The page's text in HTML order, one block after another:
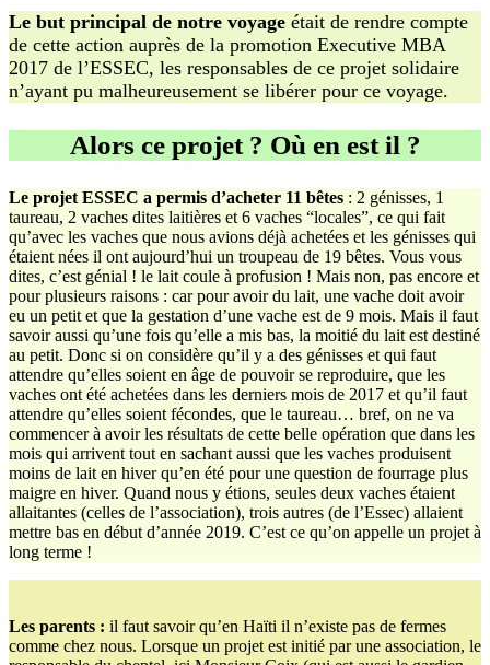
Le but principal de notre voyage était de rendre compte
de cette action auprès de la promotion Executive MBA
2017 de l’ESSEC, les responsables de ce projet solidaire
n’ayant pu malheureusement se libérer pour ce voyage.
Alors ce projet ? Où en est il ?
Le projet ESSEC a permis d’acheter 11 bêtes : 2 génisses, 1
taureau, 2 vaches dites laitières et 6 vaches “locales”, ce qui fait
qu’avec les vaches que nous avions déjà achetées et les génisses qui
étaient nées il ont aujourd’hui un troupeau de 19 bêtes. Vous vous
dites, c’est génial ! le lait coule à profusion ! Mais non, pas encore et
pour plusieurs raisons : car pour avoir du lait, une vache doit avoir
eu un petit et que la gestation d’une vache est de 9 mois. Mais il faut
savoir aussi qu’une fois qu’elle a mis bas, la moitié du lait est destiné
au petit. Donc si on considère qu’il y a des génisses et qui faut
attendre qu’elles soient en âge de pouvoir se reproduire, que les
vaches ont été achetées dans les derniers mois de 2017 et qu’il faut
attendre qu’elles soient fécondes, que le taureau… bref, on ne va
commencer à avoir les résultats de cette belle opération que dans les
mois qui arrivent tout en sachant aussi que les vaches produisent
moins de lait en hiver qu’en été pour une question de fourrage plus
maigre en hiver. Quand nous y étions, seules deux vaches étaient
allaitantes (celles de l’association), trois autres (de l’Essec) allaient
mettre bas en début d’année 2019. C’est ce qu’on appelle un projet à
long terme !
Les parents : il faut savoir qu’en Haïti il n’existe pas de fermes
comme chez nous. Lorsque un projet est initié par une association, le